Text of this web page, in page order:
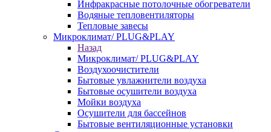
Инфракрасные потолочные обогреватели
Водяные тепловентиляторы
Тепловые завесы
Микроклимат/ PLUG&PLAY
Назад
Микроклимат/ PLUG&PLAY
Воздухоочистители
Бытовые увлажнители воздуха
Бытовые осушители воздуха
Мойки воздуха
Осушители для бассейнов
Бытовые вентиляционные установки